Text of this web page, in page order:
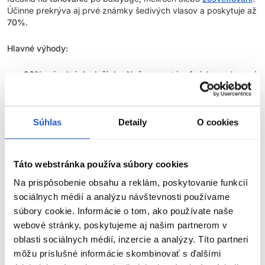
Súhlas Detaily O cookies
Táto webstránka používa súbory cookies
Na prispôsobenie obsahu a reklám, poskytovanie funkcií
sociálnych médií a analýzu návštevnosti používame
súbory cookie. Informácie o tom, ako používate naše
webové stránky, poskytujeme aj našim partnerom v
oblasti sociálnych médií, inzercie a analýzy. Títo partneri
môžu príslušné informácie skombinovať s ďalšími
Účinne prekrýva aj prvé známky šedivých vlasov a poskytuje až
70%.
Hlavné výhody:
90% prírodných zložiek
- Naše receptúry farieb na vlasy sú
vyvinuté s 90% prírodnými zložkami, čo odráža náš
záväzok k prirodzenejšiemu a ekologickejšiemu prístupu k
starostlivosti o vlasy.
Zvýšený lesk
- 100% úspech v dosiahnutí lesku*, vďaka
čomu vlasy vyzerajú žiarivejšie a zdravšie.
porovnaní s farbou na vlasy bez AminoPlex**.
Silnejšie vlasy- Dokonalá kombinácia ingrediencií posilňuje
vlasy počas farbenia a znižuje výskyt rozštiepených
končekov.
Technológia Liquid Crystal- Tekuté kryštály, špeciálny
systém ukladania pigmentov, vďaka ktorému je farbiaca
zmes stabilnejšia, intenzívnejšia a trvácnejšia.
ZOBRAZIŤ VIAC